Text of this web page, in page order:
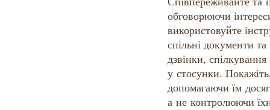
обговорюючи
використовуйте
спільні документи
дзвінки,
у стосунки.
допомагаючи їм
а не контролюючи